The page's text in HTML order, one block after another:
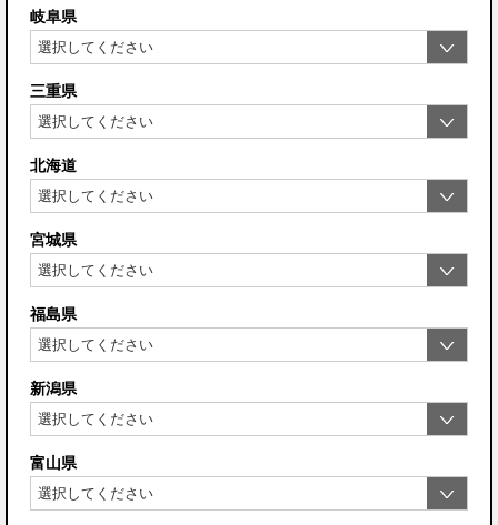
岐阜県
三重県
北海道
宮城県
福島県
新潟県
富山県